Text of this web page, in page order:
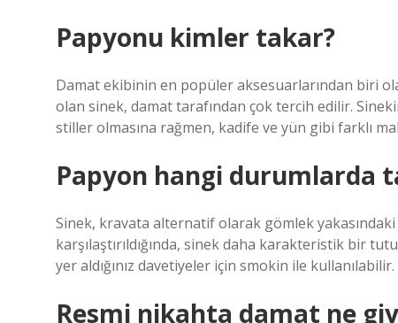
Papyonu kimler takar?
Damat ekibinin en popüler aksesuarlarından biri
olan sinek, damat tarafından çok tercih edilir.
stiller olmasına rağmen, kadife ve yün gibi farklı
Papyon hangi durumlarda
Sinek, kravata alternatif olarak gömlek
karşılaştırıldığında, sinek daha karakteristik bir
yer aldığınız davetiyeler için smokin ile kullanılabilir.
Resmi nikahta damat ne